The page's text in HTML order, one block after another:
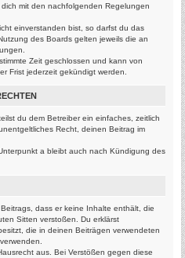
dich mit den nachfolgenden Regelungen
einverstanden bist, so darfst du das
des Boards gelten jeweils die an
Zeit geschlossen und kann von
Frist jederzeit gekündigt werden.
du dem Betreiber ein einfaches, zeitlich
Recht, deinen Beitrag im
a bleibt auch nach Kündigung des
dass er keine Inhalte enthält, die
Sitten verstoßen. Du erklärst
die in deinen Beiträgen verwendeten
aus. Bei Verstößen gegen diese